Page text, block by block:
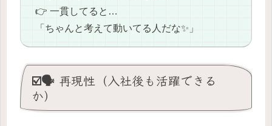
👉 一貫してると…
「ちゃんと考えて動いてる人だな✨」
☑️🗣️ 再現性（入社後も活躍できる
か）